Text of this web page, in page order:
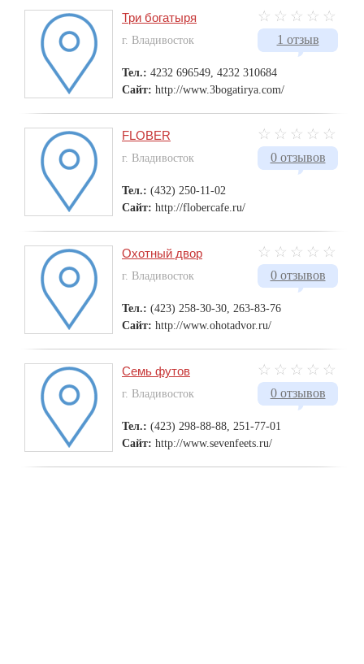
1 отзыв
Три богатыря
г. Владивосток
Тел.: 4232 696549, 4232 310684
Сайт: http://www.3bogatirya.com/
0 отзывов
FLOBER
г. Владивосток
Тел.: (432) 250-11-02
Сайт: http://flobercafe.ru/
0 отзывов
Охотный двор
г. Владивосток
Тел.: (423) 258-30-30, 263-83-76
Сайт: http://www.ohotadvor.ru/
0 отзывов
Семь футов
г. Владивосток
Тел.: (423) 298-88-88, 251-77-01
Сайт: http://www.sevenfeets.ru/